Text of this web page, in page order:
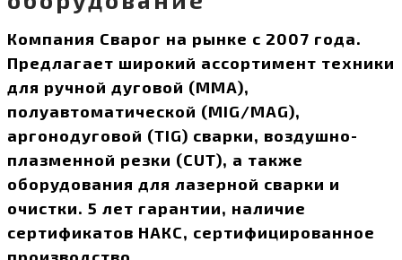
Компания Сварог на рынке с 2007 года.
Предлагает широкий ассортимент техники
для ручной дуговой (MMA),
полуавтоматической (MIG/MAG),
аргонодуговой (TIG) сварки, воздушно-
плазменной резки (CUT), а также
оборудования для лазерной сварки и
очистки. 5 лет гарантии, наличие
сертификатов НАКС, сертифицированное